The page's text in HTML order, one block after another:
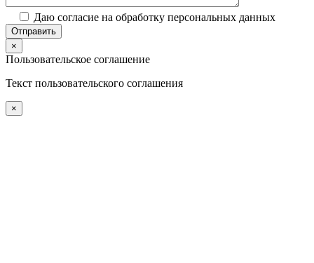
Даю согласие на обработку персональных данных
×
Пользовательское соглашение
Текст пользовательского соглашения
×